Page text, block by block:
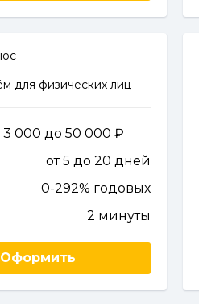
для физических лиц
3 000 до 50 000
от 5 до 20 дней
0-292% годовых
2 минуты
Оформить